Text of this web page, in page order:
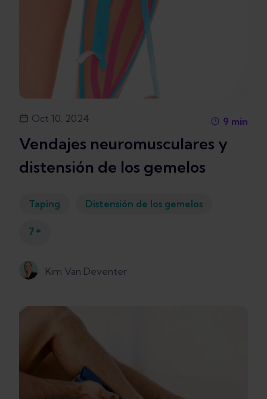
Oct 10, 2024 9 min
Vendajes neuromusculares y
distensión de los gemelos
Taping Distensión de los gemelos
7 +
Kim Van Deventer